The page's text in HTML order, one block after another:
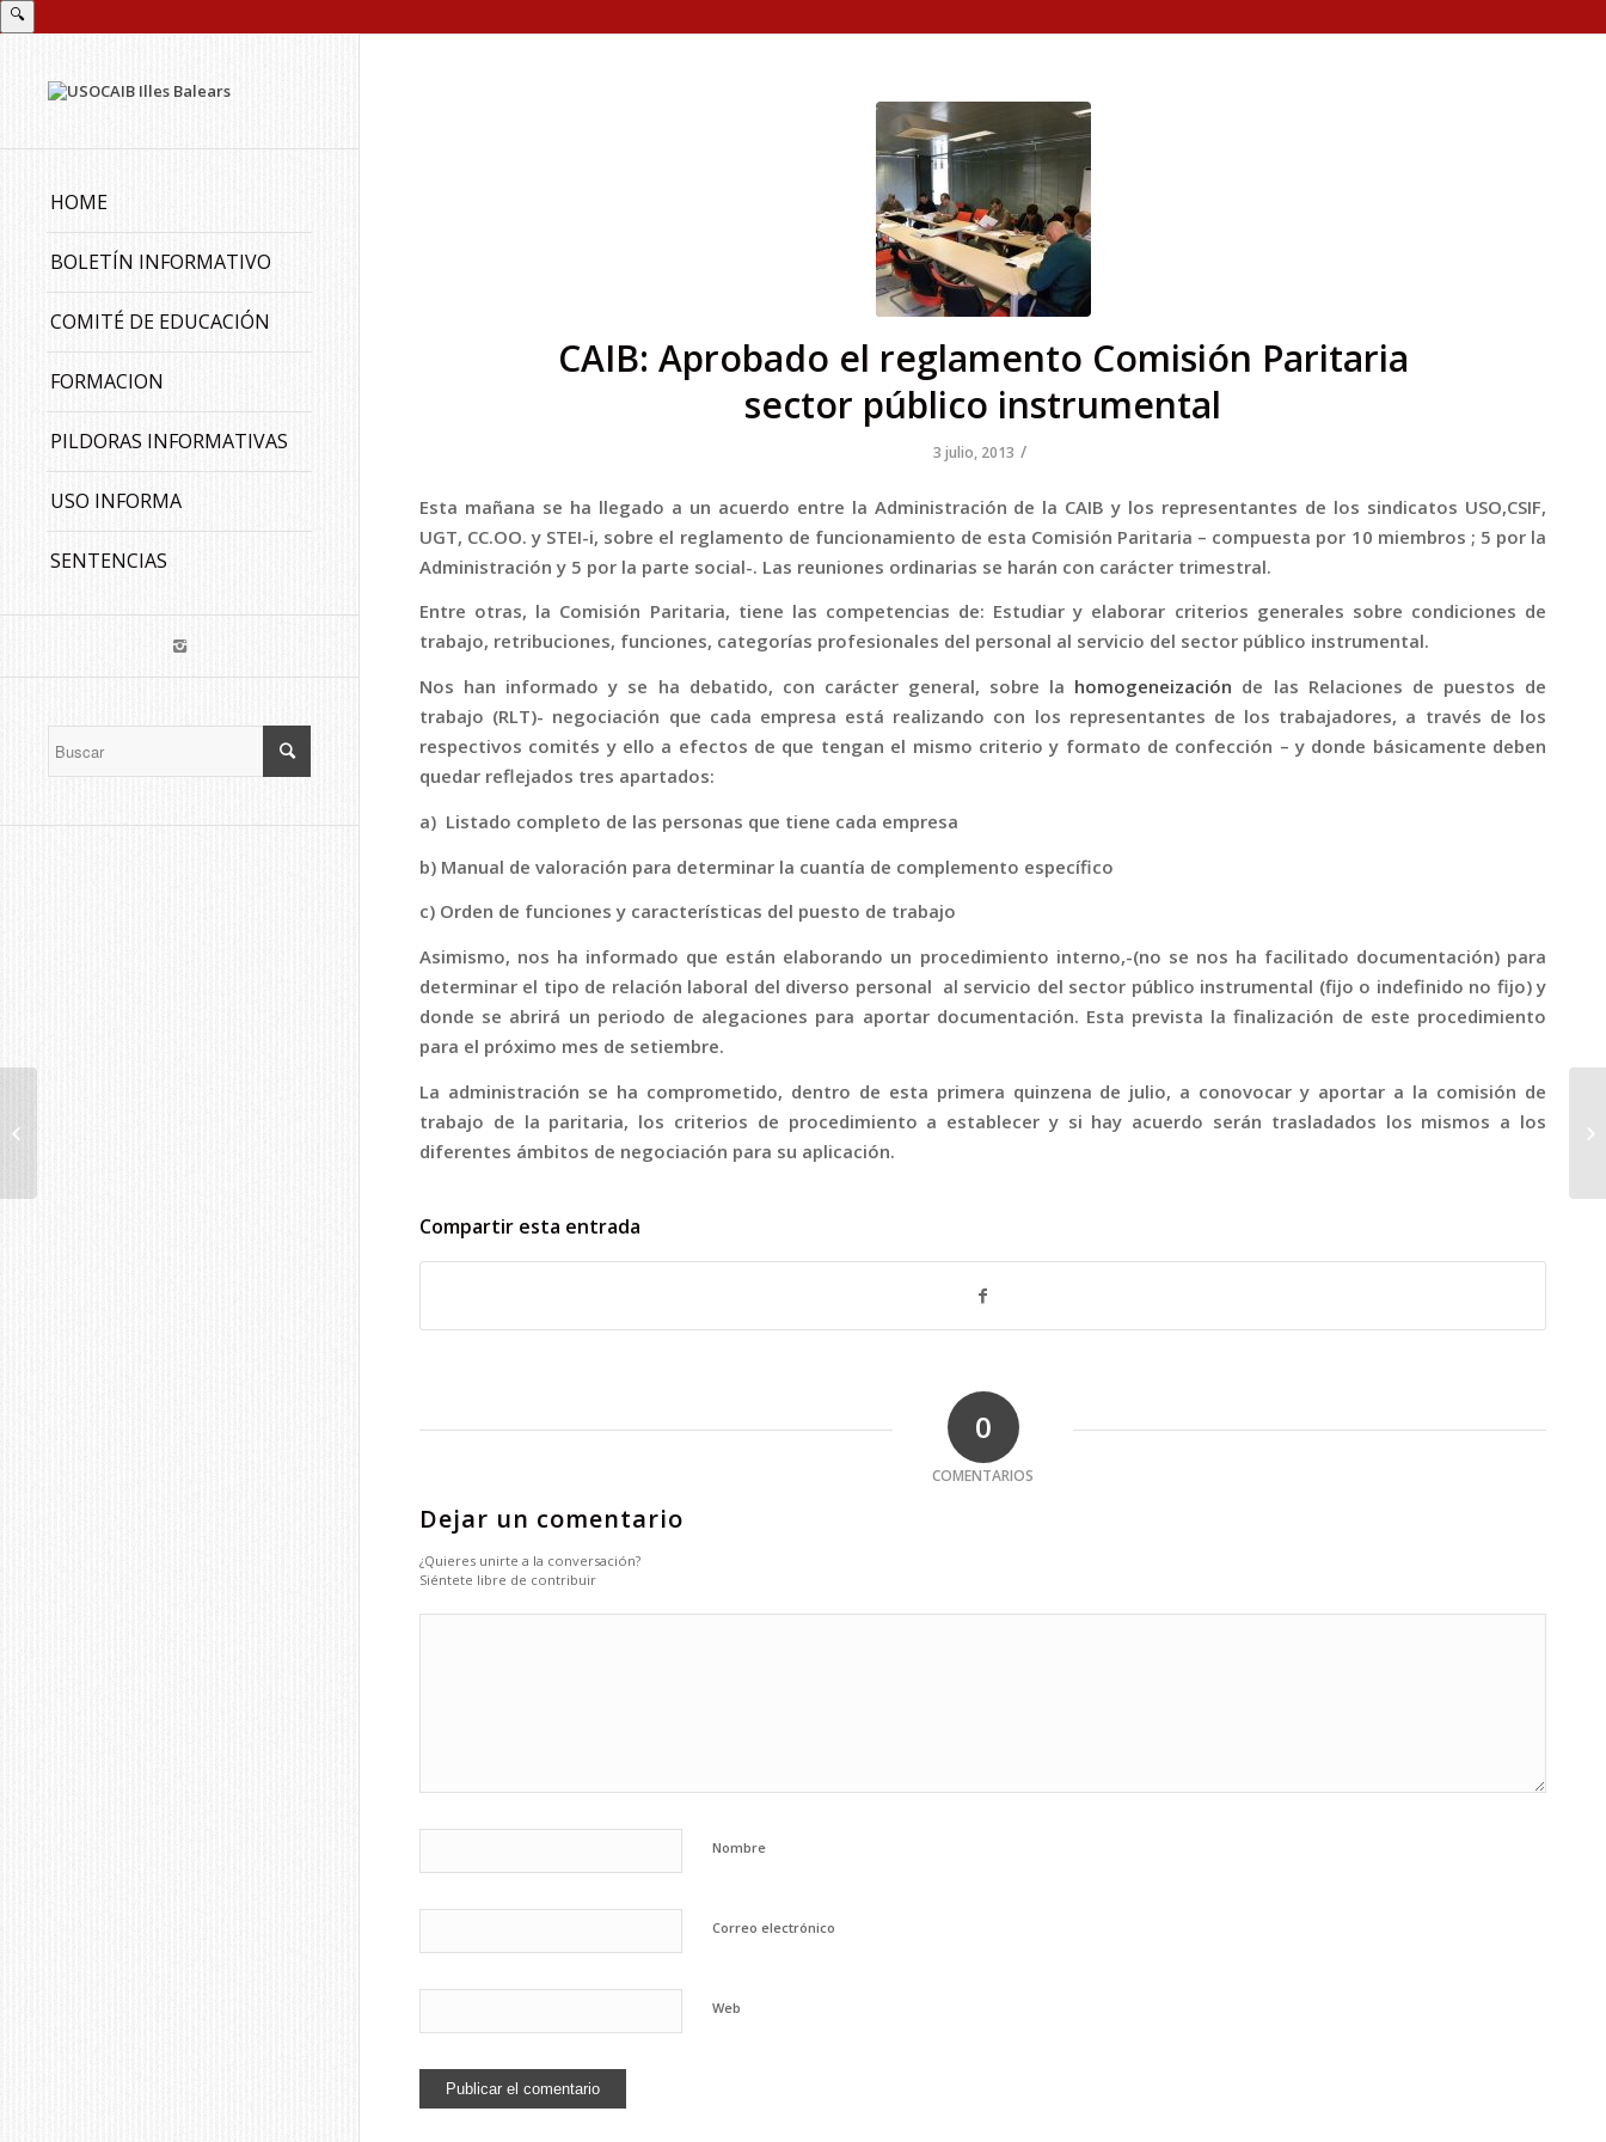
🔍
HOME
BOLETÍN INFORMATIVO
COMITÉ DE EDUCACIÓN
FORMACION
PILDORAS INFORMATIVAS
USO INFORMA
SENTENCIAS
CAIB: Aprobado el reglamento Comisión Paritaria
sector público instrumental
3 julio, 2013 /
Esta mañana se ha llegado a un acuerdo entre la Administración de la CAIB y los representantes de los sindicatos USO,CSIF,
UGT, CC.OO. y STEI-i, sobre el reglamento de funcionamiento de esta Comisión Paritaria – compuesta por 10 miembros ; 5 por la
Administración y 5 por la parte social-. Las reuniones ordinarias se harán con carácter trimestral.
Entre otras, la Comisión Paritaria, tiene las competencias de: Estudiar y elaborar criterios generales sobre condiciones de
trabajo, retribuciones, funciones, categorías profesionales del personal al servicio del sector público instrumental.
Nos han informado y se ha debatido, con carácter general, sobre la homogeneización de las Relaciones de puestos de
trabajo (RLT)- negociación que cada empresa está realizando con los representantes de los trabajadores, a través de los
respectivos comités y ello a efectos de que tengan el mismo criterio y formato de confección – y donde básicamente deben
quedar reflejados tres apartados:
a) Listado completo de las personas que tiene cada empresa
b) Manual de valoración para determinar la cuantía de complemento específico
c) Orden de funciones y características del puesto de trabajo
Asimismo, nos ha informado que están elaborando un procedimiento interno,-(no se nos ha facilitado documentación) para
determinar el tipo de relación laboral del diverso personal al servicio del sector público instrumental (fijo o indefinido no fijo) y
donde se abrirá un periodo de alegaciones para aportar documentación. Esta prevista la finalización de este procedimiento
para el próximo mes de setiembre.
La administración se ha comprometido, dentro de esta primera quinzena de julio, a conovocar y aportar a la comisión de
trabajo de la paritaria, los criterios de procedimiento a establecer y si hay acuerdo serán trasladados los mismos a los
diferentes ámbitos de negociación para su aplicación.
Compartir esta entrada
0
COMENTARIOS
Dejar un comentario
¿Quieres unirte a la conversación?
Siéntete libre de contribuir
Nombre
Correo electrónico
Web